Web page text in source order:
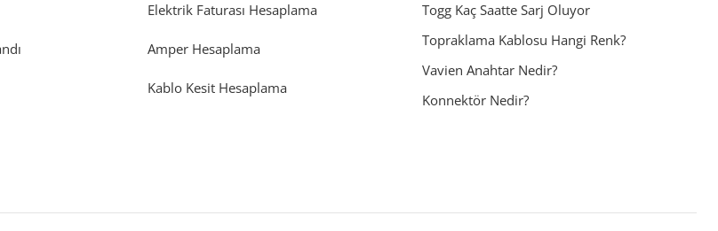
Elektrik Faturası Hesaplama
Amper Hesaplama
Kablo Kesit Hesaplama
Togg Kaç Saatte Sarj Oluyor
Topraklama Kablosu Hangi Renk?
Vavien Anahtar Nedir?
Konnektör Nedir?